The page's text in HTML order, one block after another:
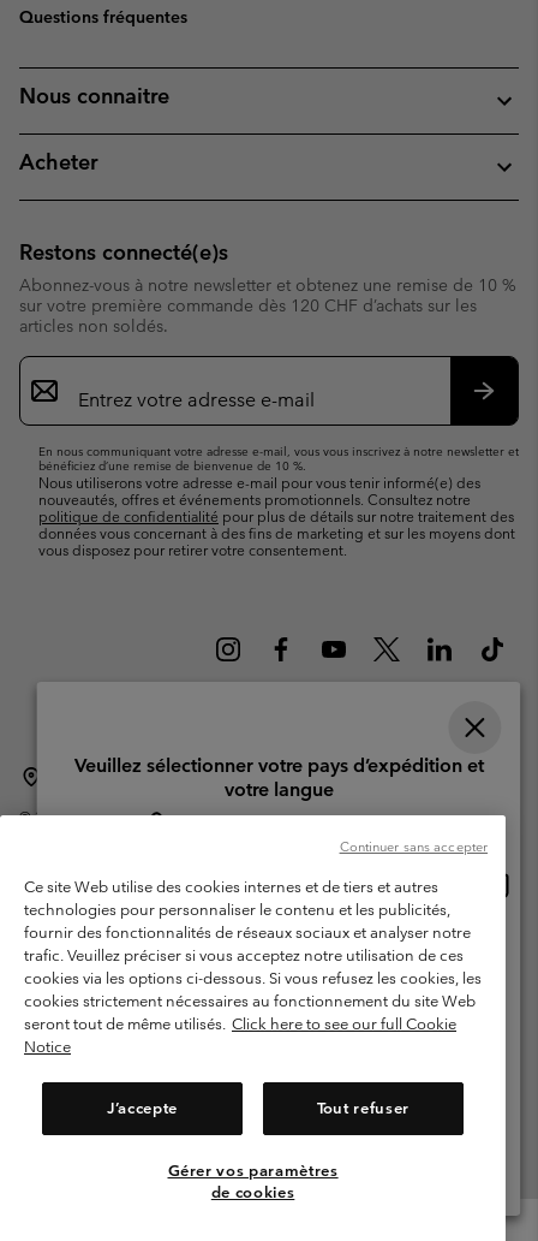
Questions fréquentes
Nous connaitre
Acheter
Restons connecté(e)s
Abonnez-vous à notre newsletter et obtenez une remise de 10 %
sur votre première commande dès 120 CHF d’achats sur les
articles non soldés.
Inscription
par
e-
En nous communiquant votre adresse e-mail, vous vous inscrivez à notre newsletter et
bénéficiez d’une remise de bienvenue de 10 %.
Nous utiliserons votre adresse e-mail pour vous tenir informé(e) des
nouveautés, offres et événements promotionnels. Consultez notre
politique de confidentialité pour plus de détails sur notre traitement des
données vous concernant à des fins de marketing et sur les moyens dont
vous disposez pour retirer votre consentement.
Suisse (français) | English ›| Deutsch › | italiano ›
©2026Columbia Sportswear Company. Avenue des Morgines, 12 1213
Garanties Légales
Politique de confidentialité
Conditions d'utilisation - Membres
Conditions D'utilisation - Contenu généré par l'utilisateur
Impressum
Cookies
Ce site Web utilise des cookies internes et de tiers et autres
technologies pour personnaliser le contenu et les publicités,
fournir des fonctionnalités de réseaux sociaux et analyser notre
trafic. Veuillez préciser si vous acceptez notre utilisation de ces
cookies via les options ci-dessous. Si vous refusez les cookies, les
cookies strictement nécessaires au fonctionnement du site Web
seront tout de même utilisés. Click here to see our full Cookie
Notice
J’accepte Tout refuser
Gérer vos paramètres
de cookies
Continuer sans accepter
Veuillez sélectionner votre pays d’expédition et
votre langue
United States
Switzerland-English
Switzerland-Deutsch
Switzerland-Italiano
Voir Tous Les Pays